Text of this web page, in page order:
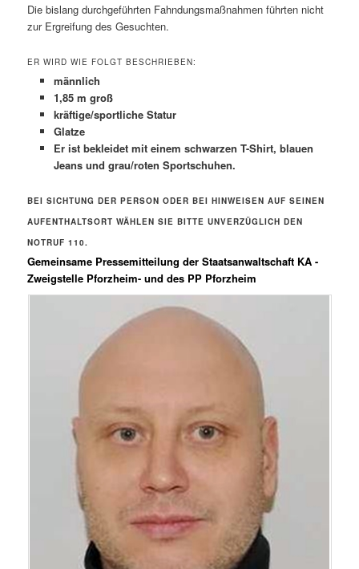
Die bislang durchgeführten Fahndungsmaßnahmen führten nicht
zur Ergreifung des Gesuchten.
ER WIRD WIE FOLGT BESCHRIEBEN:
männlich
1,85 m groß
kräftige/sportliche Statur
Glatze
Er ist bekleidet mit einem schwarzen T-Shirt, blauen
Jeans und grau/roten Sportschuhen.
BEI SICHTUNG DER PERSON ODER BEI HINWEISEN AUF SEINEN
AUFENTHALTSORT WÄHLEN SIE BITTE UNVERZÜGLICH DEN
NOTRUF 110.
Gemeinsame Pressemitteilung der Staatsanwaltschaft KA -
Zweigstelle Pforzheim- und des PP Pforzheim